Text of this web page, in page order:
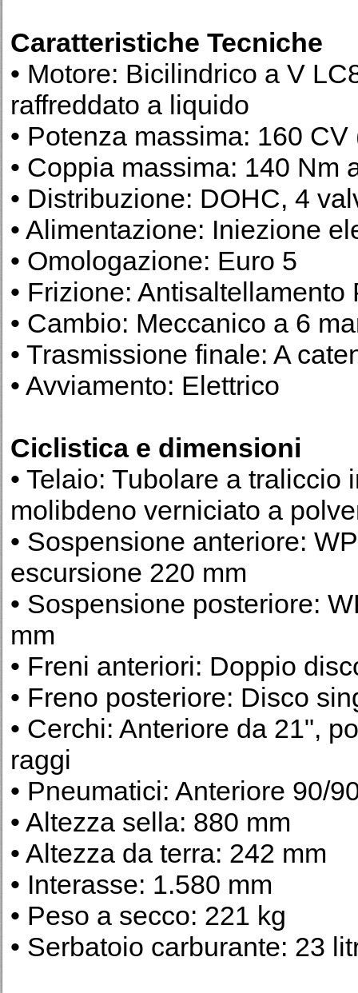
Caratteristiche Tecniche
• Motore: Bicilindrico a V
raffreddato a liquido
• Potenza massima: 160
• Coppia massima: 140 Nm
• Distribuzione: DOHC, 4
• Alimentazione: Iniezione
• Omologazione: Euro 5
• Frizione:
• Cambio: Meccanico a 6
• Trasmissione finale: A
• Avviamento: Elettrico
Ciclistica e dimensioni
• Telaio: Tubolare a traliccio
molibdeno verniciato a
• Sospensione anteriore:
escursione 220 mm
• Sospensione posteriore:
mm
• Freni anteriori: Doppio
• Freno posteriore: Disco
• Cerchi: Anteriore da 21",
raggi
• Pneumatici: Anteriore 90/
• Altezza sella: 880 mm
• Altezza da terra: 242 mm
• Interasse: 1.580 mm
• Peso a secco: 221 kg
• Serbatoio carburante: 23